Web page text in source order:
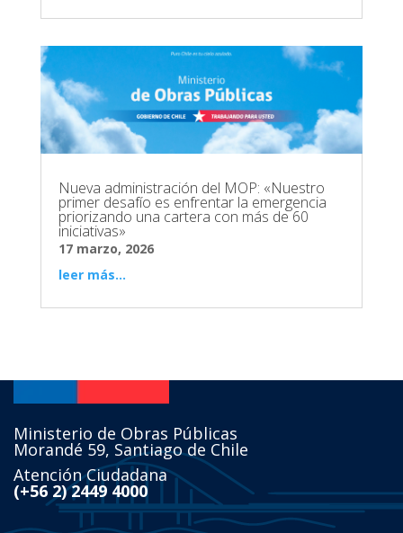
Nueva administración del MOP: «Nuestro
primer desafío es enfrentar la emergencia
priorizando una cartera con más de 60
iniciativas»
17 marzo, 2026
leer más...
Ministerio de Obras Públicas
Morandé 59, Santiago de Chile
Atención Ciudadana
(+56 2) 2449 4000